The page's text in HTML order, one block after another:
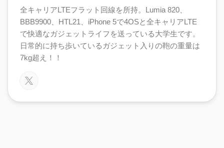
全キャリアLTEフラット回線を所持。Lumia 820、
BBB9900、HTL21、iPhone 5で4OSと全キャリアLTE
で快適なガジェットライフを送っている大学生です。
日常的に持ち歩いているガジェット入りの鞄の重量は
7kg超え！！